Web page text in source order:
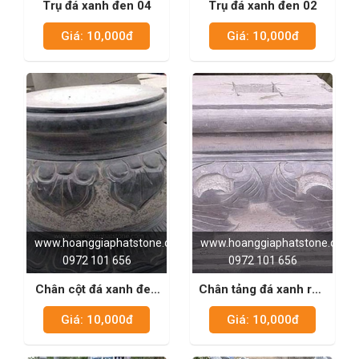
Trụ đá xanh đen 04
Giá: 10,000đ
Trụ đá xanh đen 02
Giá: 10,000đ
www.hoanggiaphatstone.com
0972 101 656
Chân cột đá xanh đen
08
Giá: 10,000đ
www.hoanggiaphatstone.com
0972 101 656
Chân tảng đá xanh rêu
02
Giá: 10,000đ